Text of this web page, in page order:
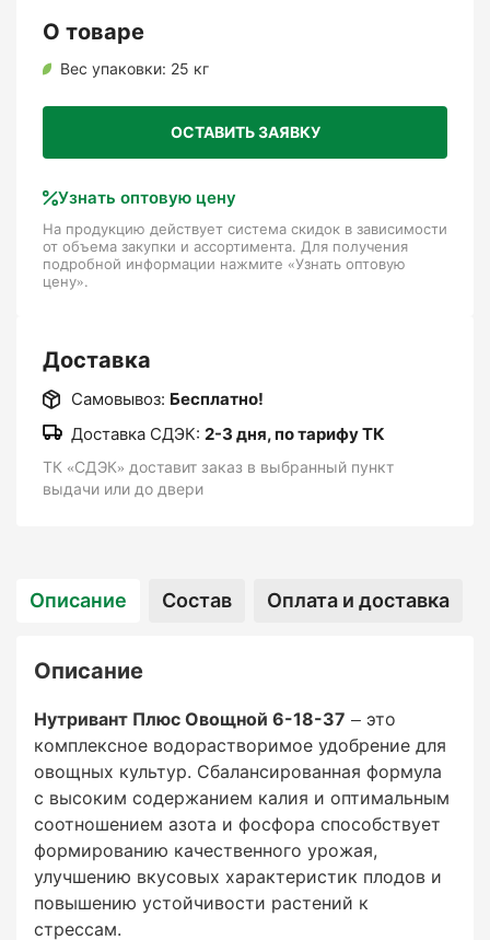
повышению устойчивости растений к
Для каких растений и на
каких стадиях роста
используется?
Подходит для большинства овощных культур,
Капусту. Лук. Морковь. Бахчевые культуры.
Для улучшения цветения и увеличения
завязывания плодов.
Фаза формирования и наливания плодов:
Для увеличения массы и улучшения качества
плодов.
О товаре
Вес упаковки: 25 кг
ОСТАВИТЬ ЗАЯВКУ
Узнать оптовую цену
На продукцию действует система скидок в зависимости
от объема закупки и ассортимента. Для получения
подробной информации нажмите «Узнать оптовую
цену».
Доставка
Самовывоз: Бесплатно!
Доставка СДЭК: 2-3 дня, по тарифу ТК
ТК «СДЭК» доставит заказ в выбранный пункт
выдачи или до двери
Описание Состав Оплата и доставка
Описание
Нутривант Плюс Овощной 6-18-37 – это
комплексное водорастворимое удобрение для
овощных культур. Сбалансированная формула
с высоким содержанием калия и оптимальным
соотношением азота и фосфора способствует
формированию качественного урожая,
улучшению вкусовых характеристик плодов и
повышению устойчивости растений к
стрессам.